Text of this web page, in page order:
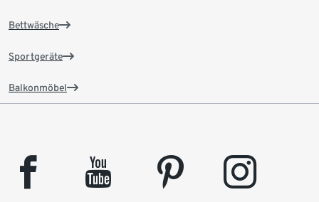
Bettwäsche
Sportgeräte
Balkonmöbel
facebook youtube pinterest instagram